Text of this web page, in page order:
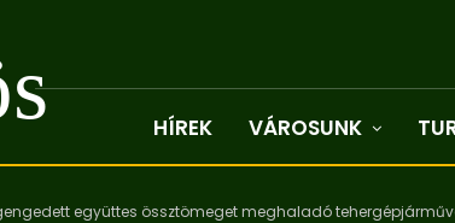
HÍREK VÁROSUNK
együttes össztömeget meghaladó